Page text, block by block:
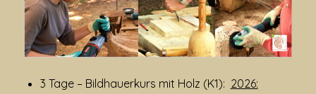
3 Tage – Bildhauerkurs mit Holz (K1): 2026: